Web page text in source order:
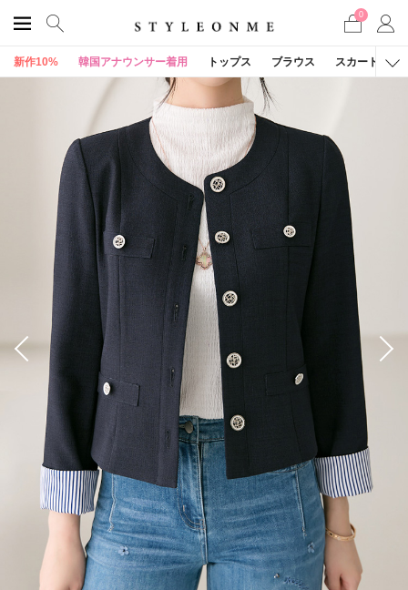
0
新作10% 韓国アナウンサー着用 トップス ブラウス スカート